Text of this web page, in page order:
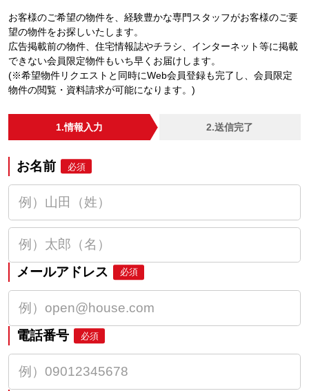
お客様のご希望の物件を、経験豊かな専門スタッフがお客様のご要
望の物件をお探しいたします。
広告掲載前の物件、住宅情報誌やチラシ、インターネット等に掲載
できない会員限定物件もいち早くお届けします。
(※希望物件リクエストと同時にWeb会員登録も完了し、会員限定
物件の閲覧・資料請求が可能になります。)
1.情報入力 2.送信完了
お名前 必須
メールアドレス 必須
電話番号 必須